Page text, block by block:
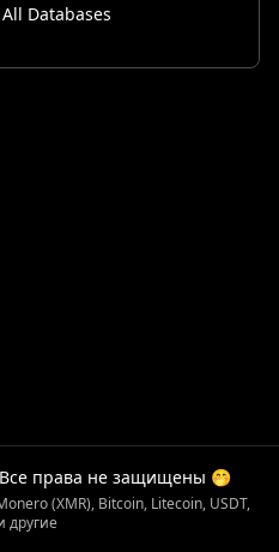
Databases
Все права не защищены 🤭
(XMR), Bitcoin, Litecoin, USDT,
другие